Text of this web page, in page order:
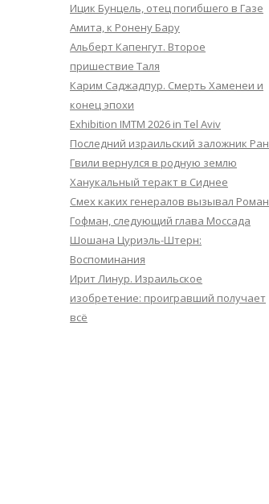
Ицик Бунцель, отец погибшего в Газе
Амита, к Ронену Бару
Альберт Капенгут. Второе
пришествие Таля
Карим Саджадпур. Смерть Хаменеи и
конец эпохи
Exhibition IMTM 2026 in Tel Aviv
Последний израильский заложник Ран
Гвили вернулся в родную землю
Ханукальный теракт в Сиднее
Смех каких генералов вызывал Роман
Гофман, следующий глава Моссада
Шошана Цуриэль-Штерн:
Воспоминания
Ирит Линур. Израильское
изобретение: проигравший получает
всё